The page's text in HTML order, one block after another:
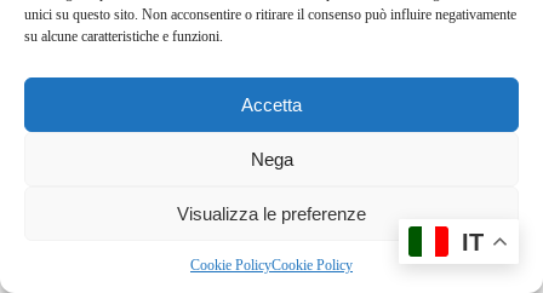
unici su questo sito. Non acconsentire o ritirare il consenso può influire negativamente
su alcune caratteristiche e funzioni.
Accetta
Nega
Visualizza le preferenze
Cookie PolicyCookie Policy
IT